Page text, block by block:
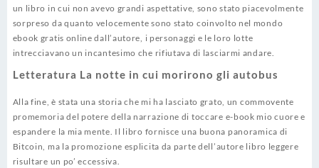
un libro in cui non avevo grandi aspettative, sono stato piacevolmente
sorpreso da quanto velocemente sono stato coinvolto nel mondo
ebook gratis online dall’autore, i personaggi e le loro lotte
intrecciavano un incantesimo che rifiutava di lasciarmi andare.
Letteratura La notte in cui morirono gli autobus
Alla fine, è stata una storia che mi ha lasciato grato, un commovente
promemoria del potere della narrazione di toccare e-book mio cuore e
espandere la mia mente. Il libro fornisce una buona panoramica di
Bitcoin, ma la promozione esplicita da parte dell’autore libro leggere
risultare un po’ eccessiva.